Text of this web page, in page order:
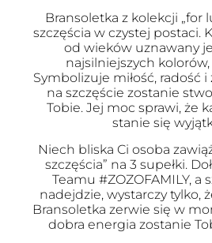
Bransoletka z kolekcji „for
szczęścia w czystej postaci.
od wieków uznawany
najsilniejszych kolorów,
Symbolizuje miłość, radość
na szczęście zostanie
Tobie. Jej moc sprawi, że
stanie się
Niech bliska Ci osoba
szczęścia” na 3 supełki.
Teamu #ZOZOFAMILY, a
nadejdzie, wystarczy tylko,
Bransoletka zerwie się w
dobra energia zostanie